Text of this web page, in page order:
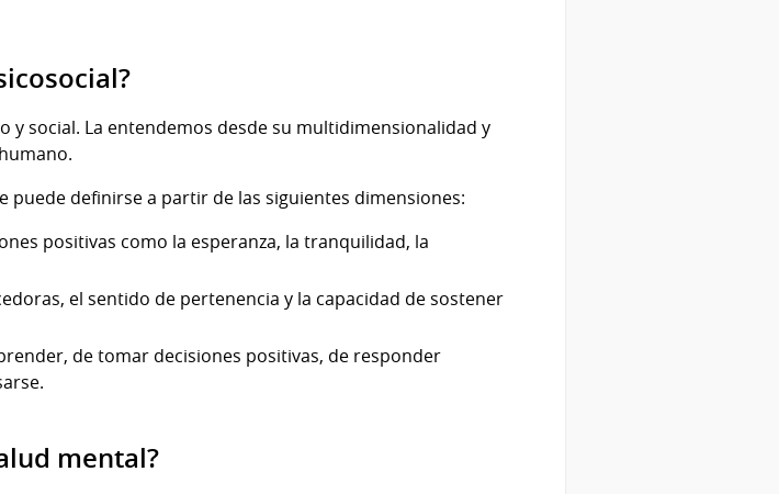
y social. La entendemos desde su multidimensionalidad y
puede definirse a partir de las siguientes dimensiones:
positivas como la esperanza, la tranquilidad, la
el sentido de pertenencia y la capacidad de sostener
de tomar decisiones positivas, de responder
mental?